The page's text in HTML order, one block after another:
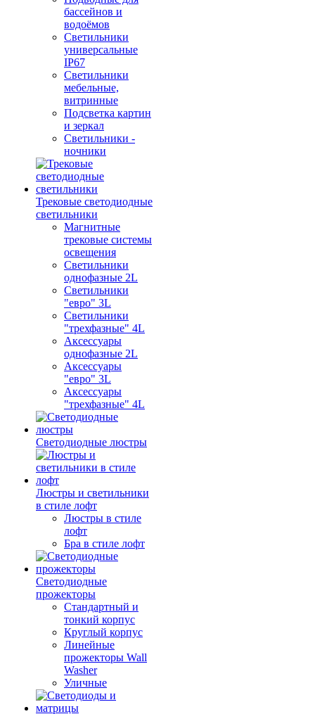
бассейнов и
водоёмов
Светильники
универсальные
IP67
Светильники
мебельные,
витринные
Подсветка картин
и зеркал
Светильники -
ночники
Трековые светодиодные
светильники
Магнитные
трековые системы
освещения
Светильники
однофазные 2L
Светильники
"евро" 3L
Светильники
"трехфазные" 4L
Аксессуары
однофазные 2L
Аксессуары
"евро" 3L
Аксессуары
"трехфазные" 4L
Светодиодные люстры
Люстры и светильники
в стиле лофт
Люстры в стиле
лофт
Бра в стиле лофт
Светодиодные
прожекторы
Стандартный и
тонкий корпус
Круглый корпус
Линейные
прожекторы Wall
Washer
Уличные